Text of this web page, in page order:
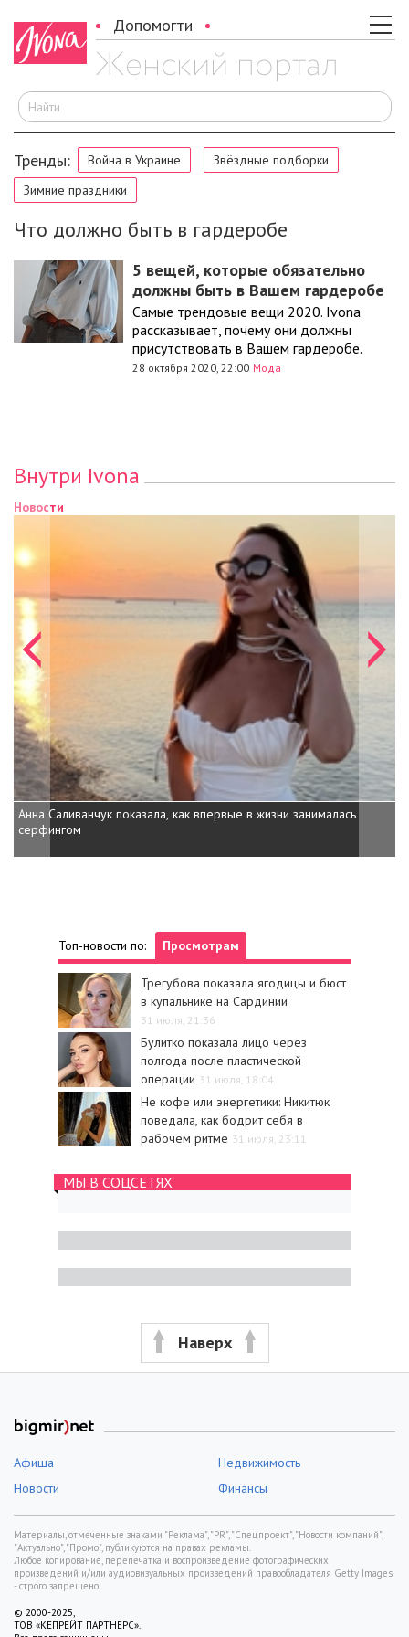
Допомогти
Тренды: Война в Украине
Звёздные подборки
Зимние праздники
Что должно быть в гардеробе
5 вещей, которые обязательно
должны быть в Вашем гардеробе
Самые трендовые вещи 2020. Ivona
рассказывает, почему они должны
присутствовать в Вашем гардеробе.
28 октября 2020, 22:00 Мода
Внутри Ivona
Новости
Анна Саливанчук показала, как впервые в жизни занималась
серфингом
Топ-новости по: Просмотрам
Трегубова показала ягодицы и бюст
в купальнике на Сардинии
31 июля, 21:36
Булитко показала лицо через
полгода после пластической
операции 31 июля, 18:04
Не кофе или энергетики: Никитюк
поведала, как бодрит себя в
рабочем ритме 31 июля, 23:11
МЫ В СОЦСЕТЯХ
Наверх
Афиша
Недвижимость
Новости
Финансы
Материалы, отмеченные знаками "Реклама", "PR", "Спецпроект", "Новости компаний",
"Актуально", "Промо", публикуются на правах рекламы.
Любое копирование, перепечатка и воспроизведение фотографических
произведений и/или аудиовизуальных произведений правообладателя Getty Images
- строго запрещено.
© 2000-2025,
ТОВ «КЕПРЕЙТ ПАРТНЕРС».